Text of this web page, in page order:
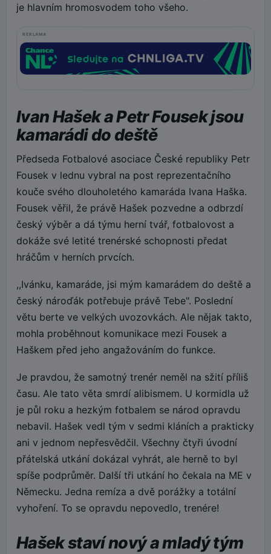
je hlavním hromosvodem toho všeho.
REKLAMA
Ivan Hašek a Petr Fousek jsou
kamarádi do deště
Předseda Fotbalové asociace České republiky Petr
Fousek v lednu vybral na post reprezentačního
kouče svého dlouholetého kamaráda Ivana Haška.
Fousek věřil, že právě Hašek pozvedne a odbrzdí
český výběr a dá týmu herní tvář, fotbalovost a
dokáže své letité trenérské schopnosti předat
hráčům v herních prvcích.
,,Ivánku, kamaráde, jsi mým kamarádem do deště a
český nároďák potřebuje právě Tebe". Poslední
větu berte ve velkých uvozovkách. Ale nějak takto,
mohla proběhnout komunikace mezi Fousek a
Haškem před jeho angažováním do funkce.
Je pravdou, že samotný trenér neměl na sžití příliš
času. Ale tato věta smrdí alibismem. U kormidla už
je půl roku a hezkým fotbalem se národ opravdu
nebavil. Hašek vedl tým v sedmi kláních a prakticky
ani v jednom nepřesvědčil. Všechny čtyři úvodní
přátelská utkání dokázal vyhrát, ale herně to byl
spíše podprůměr. Další tři utkání ho čekala na ME v
Německu. Jedna remíza a dvě porážky a totální
vyhoření. To se opravdu nepovedlo, trenére!
Hašek staví nový a mladý tým